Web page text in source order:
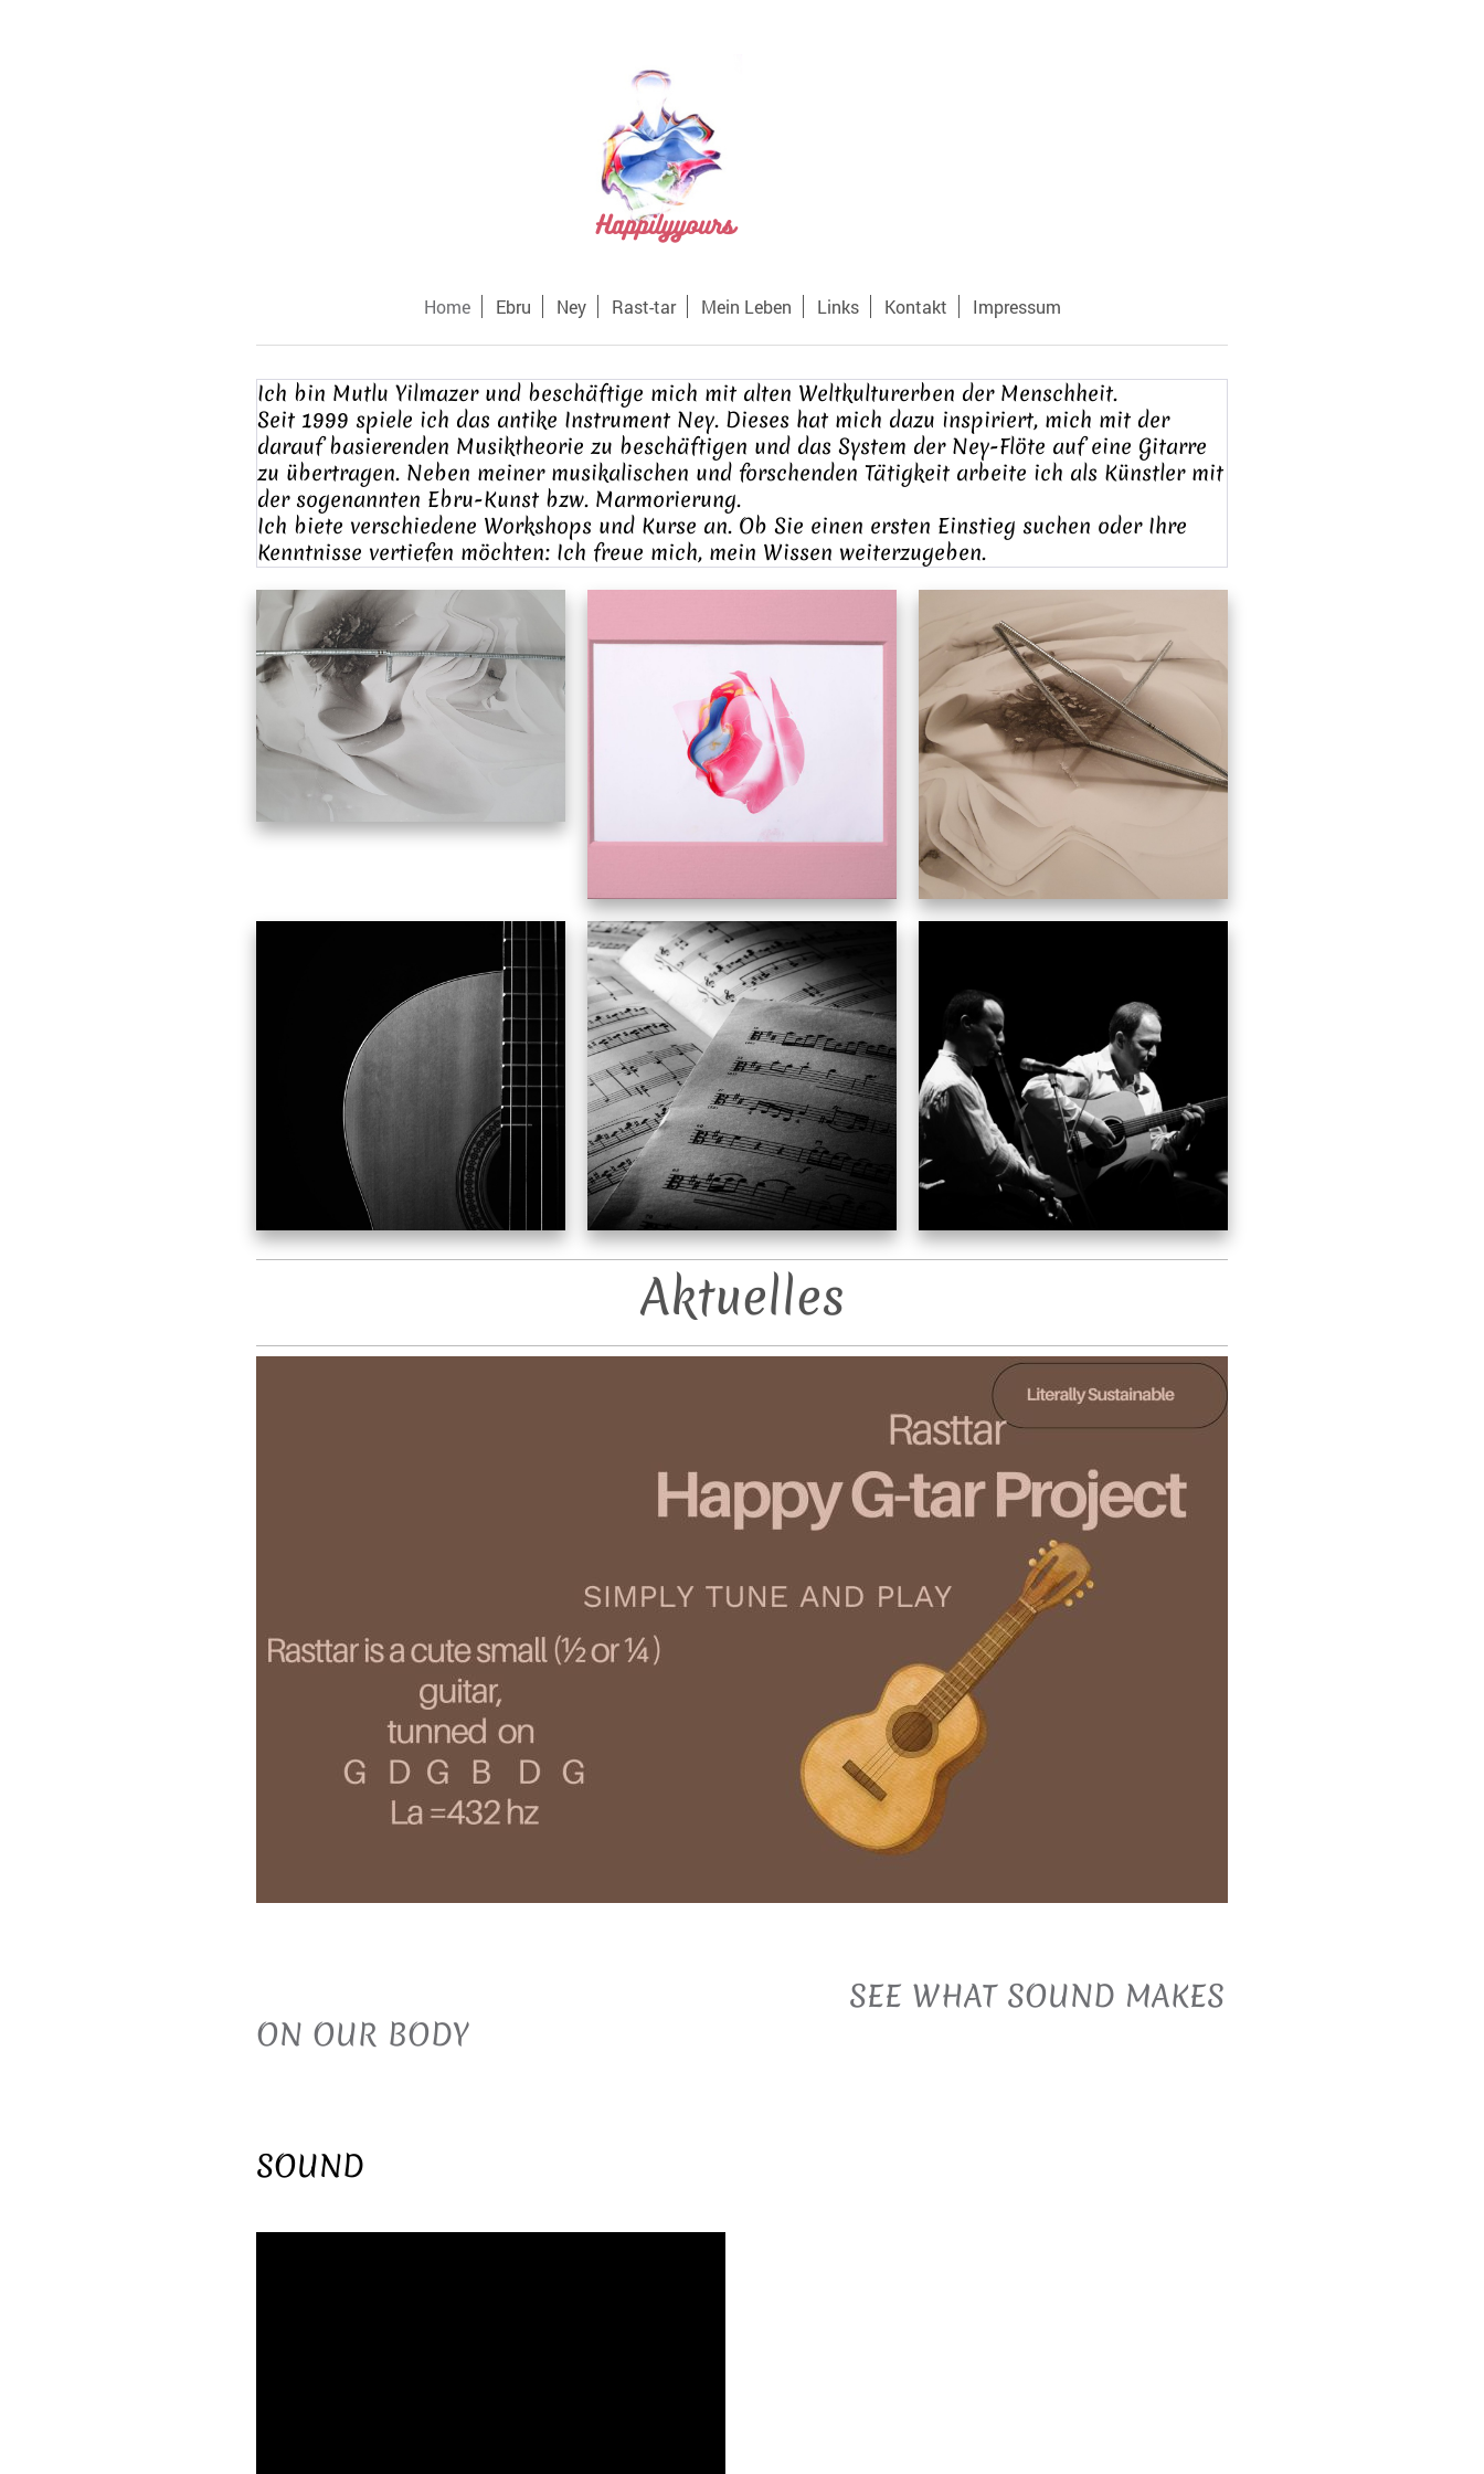
Home Ebru Ney Rast-tar Mein Leben Links Kontakt Impressum
Ich bin Mutlu Yilmazer und beschäftige mich mit alten Weltkulturerben der Menschheit.
Seit 1999 spiele ich das antike Instrument Ney. Dieses hat mich dazu inspiriert, mich mit der
darauf basierenden Musiktheorie zu beschäftigen und das System der Ney-Flöte auf eine Gitarre
zu übertragen. Neben meiner musikalischen und forschenden Tätigkeit arbeite ich als Künstler mit
der sogenannten Ebru-Kunst bzw. Marmorierung.
Ich biete verschiedene Workshops und Kurse an. Ob Sie einen ersten Einstieg suchen oder Ihre
Kenntnisse vertiefen möchten: Ich freue mich, mein Wissen weiterzugeben.
Aktuelles
SEE WHAT SOUND MAKES
ON OUR BODY
SOUND